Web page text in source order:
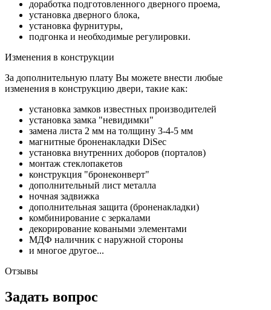
доработка подготовленного дверного проема,
установка дверного блока,
установка фурнитуры,
подгонка и необходимые регулировки.
Изменения в конструкции
За дополнительную плату Вы можете внести любые
изменения в конструкцию двери, такие как:
установка замков известных производителей
установка замка "невидимки"
замена листа 2 мм на толщину 3-4-5 мм
магнитные броненакладки DiSec
установка внутренних доборов (порталов)
монтаж стеклопакетов
конструкция "бронеконверт"
дополнительный лист металла
ночная задвижка
дополнительная защита (броненакладки)
комбинирование с зеркалами
декорирование коваными элементами
МДФ наличник с наружной стороны
и многое другое...
Отзывы
Задать вопрос